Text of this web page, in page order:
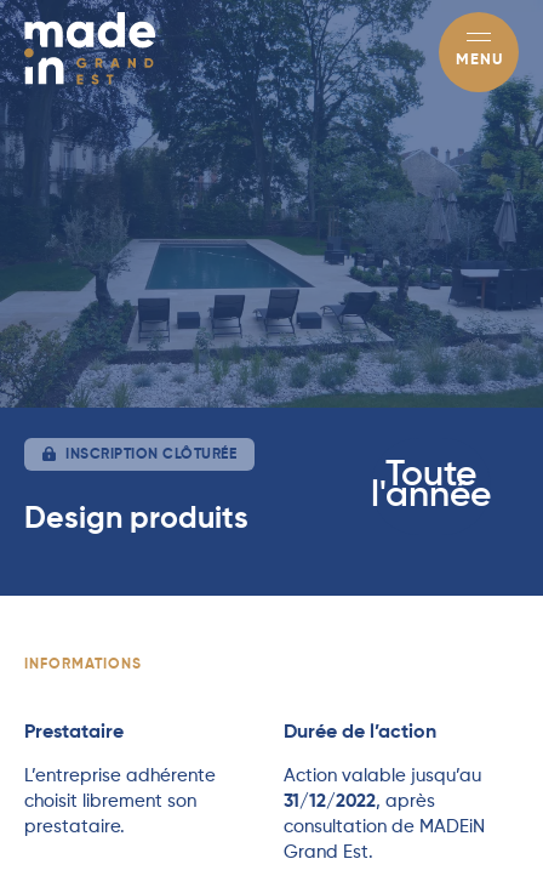
MENU
INSCRIPTION CLÔTURÉE
Design produits
Toute
l'année
INFORMATIONS
Prestataire
L’entreprise adhérente
choisit librement son
prestataire.
Durée de l’action
Action valable jusqu’au
31/12/2022, après
consultation de MADEiN
Grand Est.